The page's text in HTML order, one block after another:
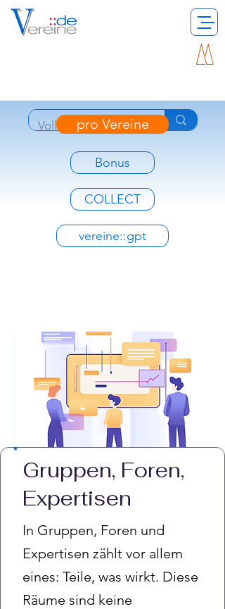
pro Vereine
Bonus
COLLECT
vereine::gpt
Gruppen, Foren,
Expertisen
In Gruppen, Foren und
Expertisen zählt vor allem
eines: Teile, was wirkt. Diese
Räume sind keine